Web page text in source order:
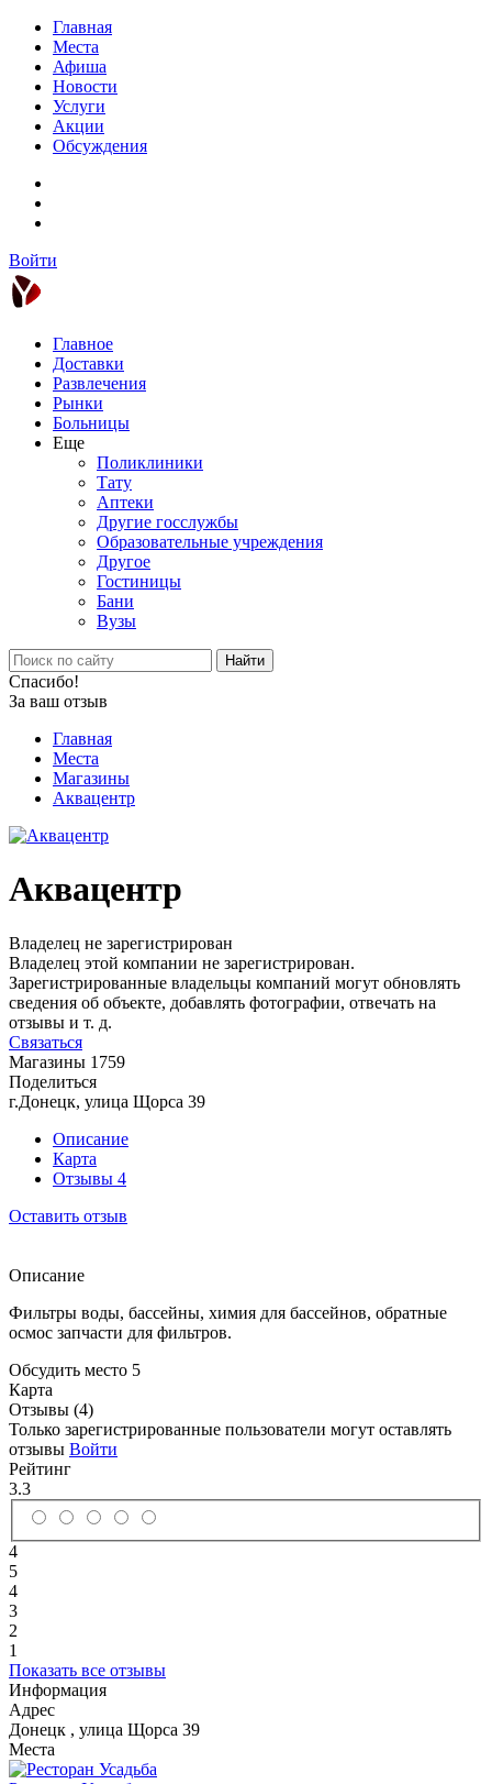
Главная
Места
Афиша
Новости
Услуги
Акции
Обсуждения
Войти
Главное
Доставки
Развлечения
Рынки
Больницы
Еще
Поликлиники
Тату
Аптеки
Другие госслужбы
Образовательные учреждения
Другое
Гостиницы
Бани
Вузы
Найти
Спасибо!
За ваш отзыв
Главная
Места
Магазины
Аквацентр
Аквацентр
Владелец не зарегистрирован
Владелец этой компании не зарегистрирован.
Зарегистрированные владельцы компаний могут обновлять
сведения об объекте, добавлять фотографии, отвечать на
отзывы и т. д.
Связаться
Магазины 1759
Поделиться
г.Донецк, улица Щорса 39
Описание
Карта
Отзывы 4
Оставить отзыв
Описание
Фильтры воды, бассейны, химия для бассейнов, обратные
осмос запчасти для фильтров.
Обсудить место 5
Карта
Отзывы (4)
Только зарегистрированные пользователи могут оставлять
отзывы Войти
Рейтинг
3.3
4
5
4
3
2
1
Показать все отзывы
Информация
Адрес
Донецк , улица Щорса 39
Места